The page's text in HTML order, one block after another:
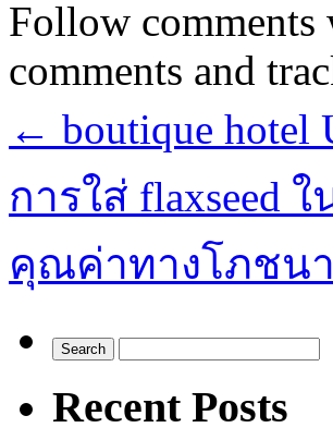
Follow comments
comments and
← boutique
การใส่ flaxseed
คุณค่าทางโภชน
Recent Posts